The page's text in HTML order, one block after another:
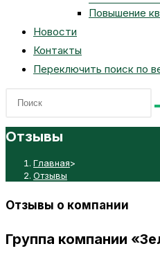
Повышение
Новости
Контакты
Переключить поиск по
Отзывы
Главная>
Отзывы
Отзывы о компании
Группа компании